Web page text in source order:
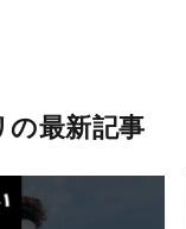
の最新記事